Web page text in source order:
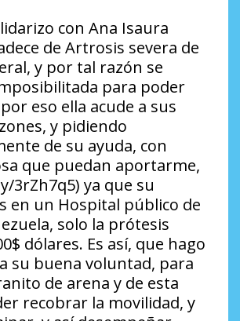
con Ana Isaura
de Artrosis severa de
y por tal razón se
para poder
eso ella acude a sus
y pidiendo
de su ayuda, con
que puedan aportarme,
3rZh7q5) ya que su
en un Hospital público de
solo la prótesis
dólares. Es así, que hago
su buena voluntad, para
de arena y de esta
recobrar la movilidad, y